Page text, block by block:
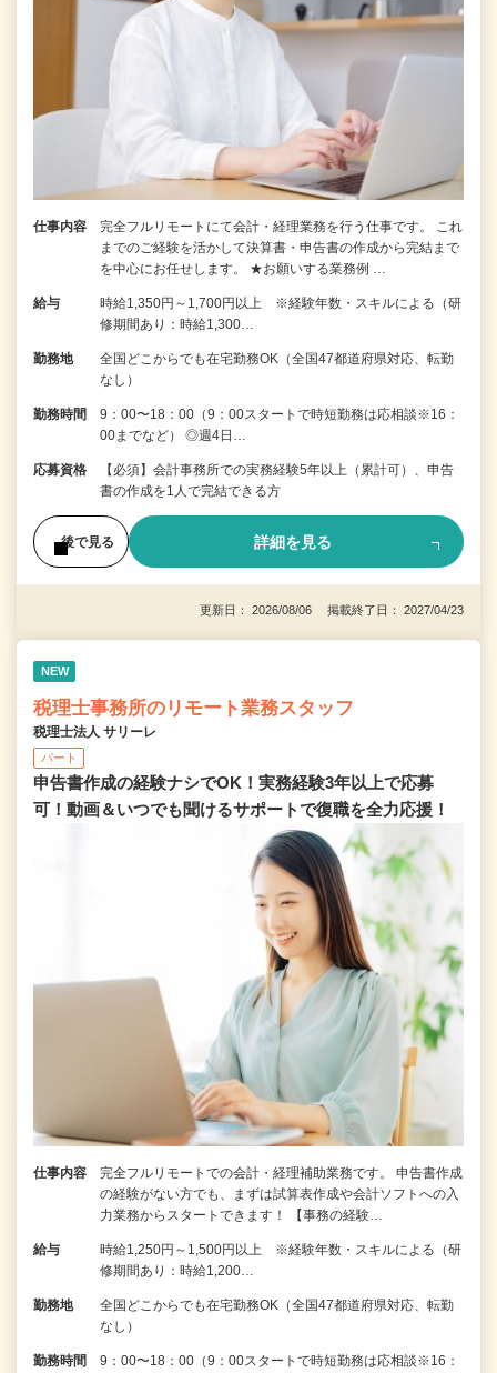
仕事内容
完全フルリモートにて会計・経理業務を行う仕事です。 これ
までのご経験を活かして決算書・申告書の作成から完結まで
を中⼼にお任せします。 ★お願いする業務例 …
給与
時給1,350円～1,700円以上 ※経験年数・スキルによる（研
修期間あり：時給1,300…
勤務地
全国どこからでも在宅勤務OK（全国47都道府県対応、転勤
なし）
勤務時間
9：00〜18：00（9：00スタートで時短勤務は応相談※16：
00までなど） ◎週4日…
応募資格
【必須】会計事務所での実務経験5年以上（累計可）、申告
書の作成を1人で完結できる方
後で見る 詳細を見る
更新日： 2026/08/06 掲載終了日： 2027/04/23
NEW
税理士事務所のリモート業務スタッフ
税理士法人 サリーレ
パート
申告書作成の経験ナシでOK！実務経験3年以上で応募
可！動画＆いつでも聞けるサポートで復職を全⼒応援！
仕事内容
完全フルリモートでの会計・経理補助業務です。 申告書作成
の経験がない⽅でも、まずは試算表作成や会計ソフトへの⼊
⼒業務からスタートできます！ 【事務の経験…
給与
時給1,250円～1,500円以上 ※経験年数・スキルによる（研
修期間あり：時給1,200…
勤務地
全国どこからでも在宅勤務OK（全国47都道府県対応、転勤
なし）
勤務時間 9：00〜18：00（9：00スタートで時短勤務は応相談※16：